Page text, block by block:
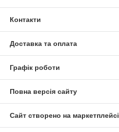
Контакти
Доставка та оплата
Графік роботи
Повна версія сайту
Сайт створено на маркетплейсі